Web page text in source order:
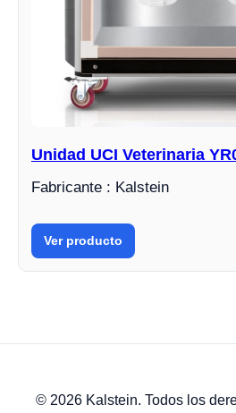
Unidad UCI Veterinaria
Fabricante : Kalstein
Ver producto
© 2026 Kalstein. Todos los